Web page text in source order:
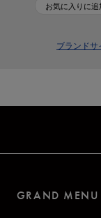
お気に入りに追
ブランドサ
GRAND MENU